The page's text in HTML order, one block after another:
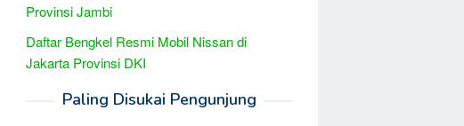
Provinsi Jambi
Daftar Bengkel Resmi Mobil Nissan di
Jakarta Provinsi DKI
Paling Disukai Pengunjung